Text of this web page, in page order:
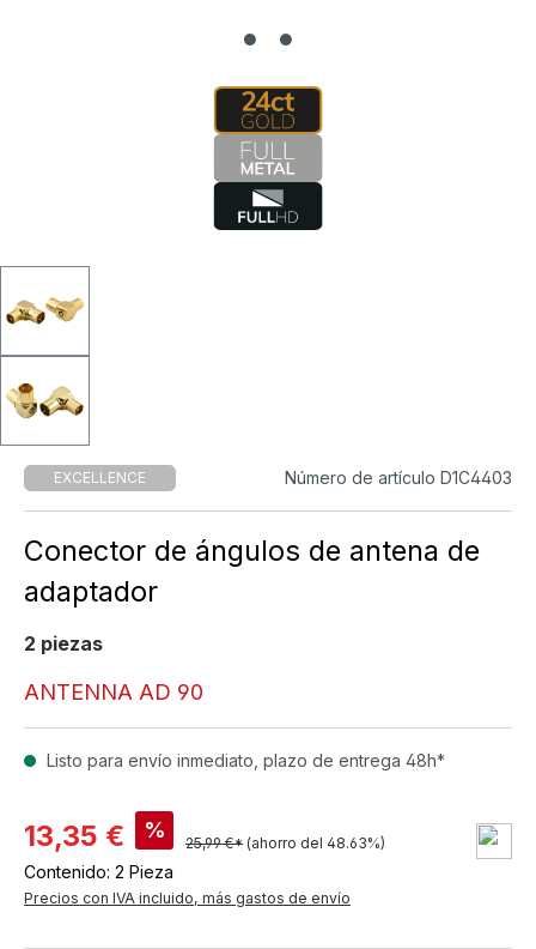
EXCELLENCE Número de artículo D1C4403
Conector de ángulos de antena de
adaptador
2 piezas
ANTENNA AD 90
Listo para envío inmediato, plazo de entrega 48h*
13,35 € %
25,99 €* (ahorro del 48.63%)
Contenido: 2 Pieza
Precios con IVA incluido, más gastos de envío